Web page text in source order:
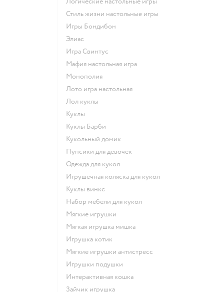
Стиль жизни настольные игры
Игры Бондибон
Элиас
Игра Свинтус
Мафия настольная игра
Монополия
Лото игра настольная
Лол куклы
Куклы
Куклы Барби
Кукольный домик
Пупсики для девочек
Одежда для кукол
Игрушечная коляска для кукол
Куклы винкс
Набор мебели для кукол
Мягкие игрушки
Мягкая игрушка мишка
Игрушка котик
Мягкие игрушки антистресс
Игрушки подушки
Интерактивная кошка
Зайчик игрушка